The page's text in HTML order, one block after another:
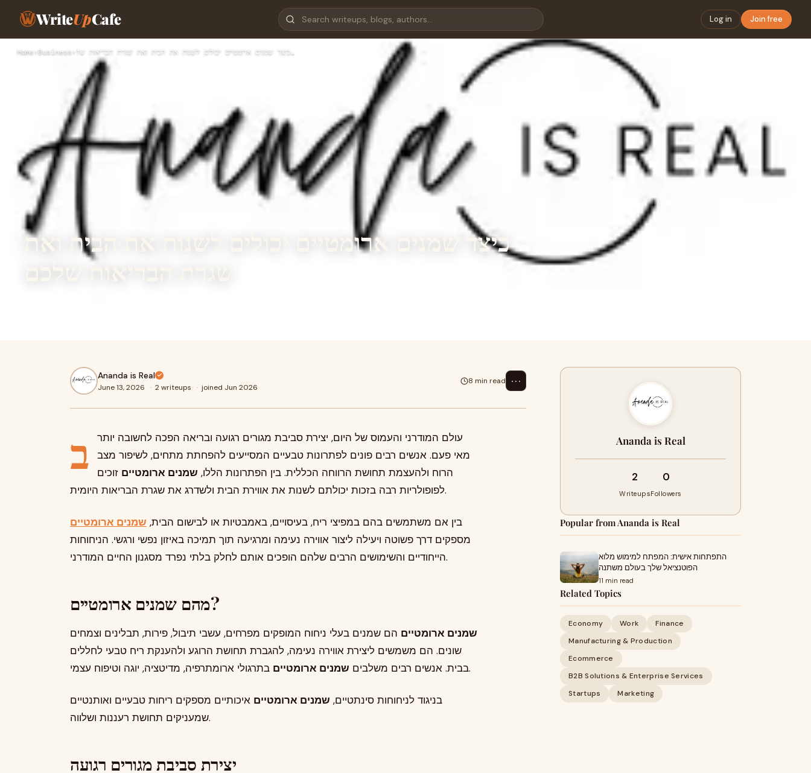
WriteUpCafe Log in Join free
Home›Business › כיצד שמנים ארומטיים יכולים לשנות את הבית ואת שגרת הבריאות של…
כיצד שמנים ארומטיים יכולים לשנות את הבית ואת
שגרת הבריאות שלכם
Ananda is Real
June 13, 2026 · 2 writeups · joined Jun 2026
8 min read ⋯
ב
עולם המודרני והעמוס של היום, יצירת סביבת מגורים רגועה ובריאה הפכה לחשובה יותר
מאי פעם. אנשים רבים פונים לפתרונות טבעיים המסייעים להפחתת מתחים, לשיפור מצב
הרוח ולהעצמת תחושת הרווחה הכללית. בין הפתרונות הללו, שמנים ארומטיים זוכים
לפופולריות רבה בזכות יכולתם לשנות את אווירת הבית ולשדרג את שגרת הבריאות היומית.
בין אם משתמשים בהם במפיצי ריח, בעיסויים, באמבטיות או לבישום הבית, שמנים ארומטיים
מספקים דרך פשוטה ויעילה ליצור אווירה נעימה ומרגיעה תוך תמיכה באיזון נפשי ורגשי. הניחוחות
הייחודיים והשימושים הרבים שלהם הופכים אותם לחלק בלתי נפרד מסגנון החיים המודרני.
מהם שמנים ארומטיים?
שמנים ארומטיים הם שמנים בעלי ניחוח המופקים מפרחים, עשבי תיבול, פירות, תבלינים וצמחים
שונים. הם משמשים ליצירת אווירה נעימה, להגברת תחושת הרוגע ולהענקת ריח טבעי לחללים
בבית. אנשים רבים משלבים שמנים ארומטיים בתרגולי ארומתרפיה, מדיטציה, יוגה וטיפוח עצמי.
בניגוד לניחוחות סינתטיים, שמנים ארומטיים איכותיים מספקים ריחות טבעיים ואותנטיים
שמעניקים תחושת רעננות ושלווה.
יצירת סביבת מגורים רגועה
Ananda is Real
2
Writeups
0
Followers
Popular from Ananda is Real
התפתחות אישית: המפתח למימוש מלוא
הפוטנציאל שלך בעולם משתנה
11 min read
Related Topics
Economy Work
Finance
Manufacturing & Production
Ecommerce
B2B Solutions & Enterprise Services
Startups
Marketing